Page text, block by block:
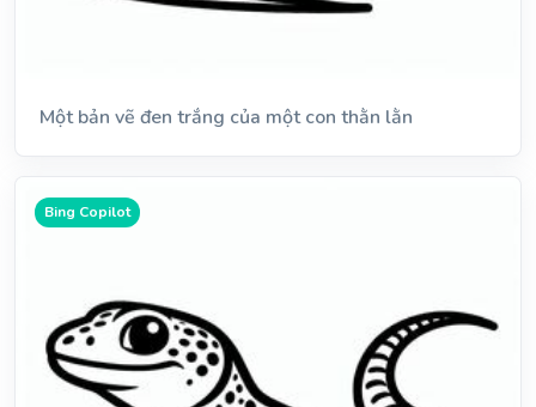
Một bản vẽ đen trắng của một con thằn lằn
Bing Copilot